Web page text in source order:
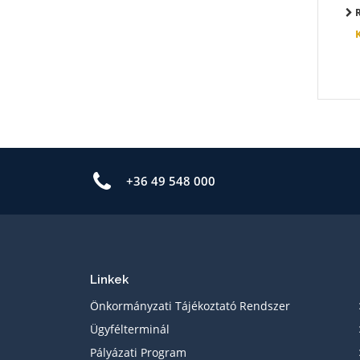
+36 49 548 000
Linkek
Önkormányzati Tájékoztató Rendszer
Ügyfélterminál
Pályázati Program